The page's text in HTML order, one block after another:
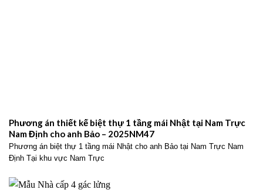
Phương án thiết kế biệt thự 1 tầng mái Nhật tại Nam Trực
Nam Định cho anh Bảo – 2025NM47
Phương án biệt thự 1 tầng mái Nhật cho anh Bảo tại Nam Trực Nam
Định Tại khu vực Nam Trực